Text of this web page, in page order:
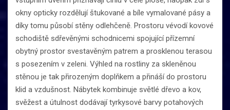
okny opticky rozdělují štukované a bíle vymalované pásy a
díky tomu působí stěny odlehčeně. Prostoru vévodí kovové
schodiště sdřevěnými schodnicemi spojující přízemní
obytný prostor svestavěným patrem a prosklenou terasou
s posezením v zeleni. Výhled na rostliny za skleněnou
stěnou je tak přirozeným doplňkem a přináší do prostoru
klid a vzdušnost. Nábytek kombinuje světlé dřevo a kov,
svěžest a útulnost dodávají tyrkysové barvy potahových